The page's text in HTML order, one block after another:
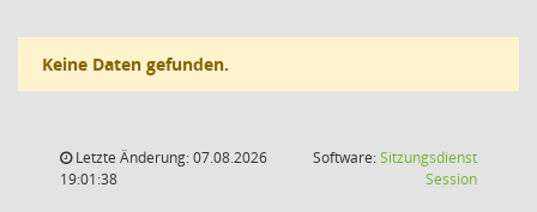
Keine Daten gefunden.
Letzte Änderung: 07.08.2026
19:01:38
Software:Sitzungsdienst
Session(Wird in